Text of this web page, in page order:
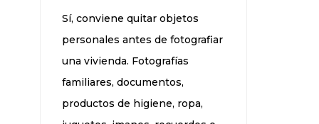
Sí, conviene quitar objetos
personales antes de fotografiar
una vivienda. Fotografías
familiares, documentos,
productos de higiene, ropa,